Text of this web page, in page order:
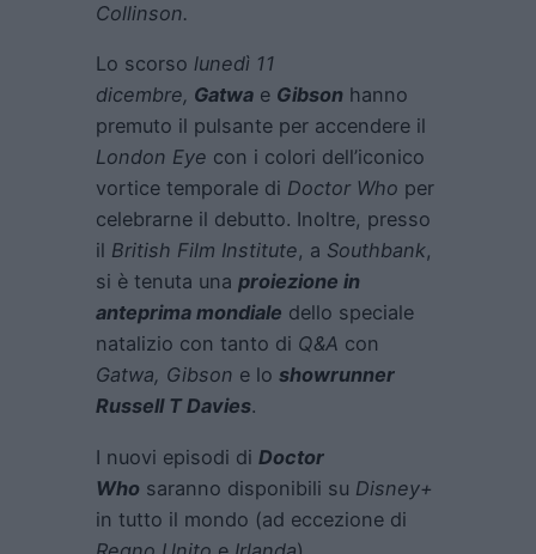
Collinson.
Lo scorso lunedì 11
dicembre, Gatwa e Gibson hanno
premuto il pulsante per accendere il
London Eye con i colori dell’iconico
vortice temporale di Doctor Who per
celebrarne il debutto. Inoltre, presso
il British Film Institute, a Southbank,
si è tenuta una proiezione in
anteprima mondiale dello speciale
natalizio con tanto di Q&A con
Gatwa, Gibson e lo showrunner
Russell T Davies.
I nuovi episodi di Doctor
Who saranno disponibili su Disney+
in tutto il mondo (ad eccezione di